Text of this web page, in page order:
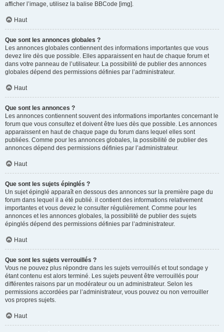
afficher l’image, utilisez la balise BBCode [img].
Haut
Que sont les annonces globales ?
Les annonces globales contiennent des informations importantes que vous
devez lire dès que possible. Elles apparaissent en haut de chaque forum et
dans votre panneau de l’utilisateur. La possibilité de publier des annonces
globales dépend des permissions définies par l’administrateur.
Haut
Que sont les annonces ?
Les annonces contiennent souvent des informations importantes concernant le
forum que vous consultez et doivent être lues dès que possible. Les annonces
apparaissent en haut de chaque page du forum dans lequel elles sont
publiées. Comme pour les annonces globales, la possibilité de publier des
annonces dépend des permissions définies par l’administrateur.
Haut
Que sont les sujets épinglés ?
Un sujet épinglé apparaît en dessous des annonces sur la première page du
forum dans lequel il a été publié. il contient des informations relativement
importantes et vous devez le consulter régulièrement. Comme pour les
annonces et les annonces globales, la possibilité de publier des sujets
épinglés dépend des permissions définies par l’administrateur.
Haut
Que sont les sujets verrouillés ?
Vous ne pouvez plus répondre dans les sujets verrouillés et tout sondage y
étant contenu est alors terminé. Les sujets peuvent être verrouillés pour
différentes raisons par un modérateur ou un administrateur. Selon les
permissions accordées par l’administrateur, vous pouvez ou non verrouiller
vos propres sujets.
Haut